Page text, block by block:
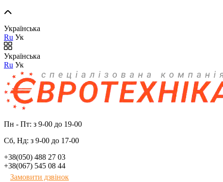
Українська
Ru Ук
Українська
Ru Ук
Пн - Пт: з 9-00 до 19-00
Сб, Нд: з 9-00 до 17-00
+38(050) 488 27 03
+38(067) 545 08 44
Замовити дзвінок